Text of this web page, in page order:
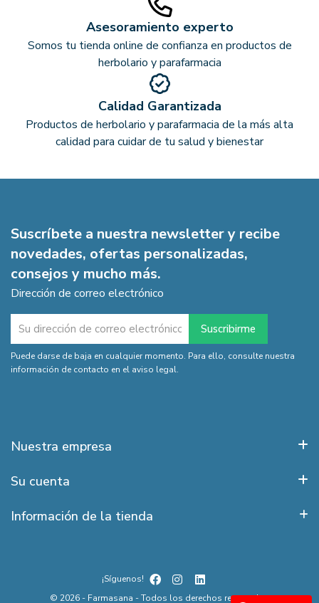
Asesoramiento experto
Somos tu tienda online de confianza en productos de
herbolario y parafarmacia
Calidad Garantizada
Productos de herbolario y parafarmacia de la más alta
calidad para cuidar de tu salud y bienestar
Suscríbete a nuestra newsletter y recibe
novedades, ofertas personalizadas,
consejos y mucho más.
Dirección de correo electrónico
Puede darse de baja en cualquier momento. Para ello, consulte nuestra
información de contacto en el aviso legal.
Nuestra empresa
Su cuenta
Información de la tienda
© 2026 - Farmasana - Todos los derechos reservados
¡Síguenos!